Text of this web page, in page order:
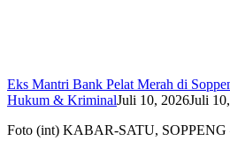
Eks Mantri Bank Pelat Merah di
Hukum & KriminalJuli 10, 2026Juli
Foto (int) KABAR-SATU,